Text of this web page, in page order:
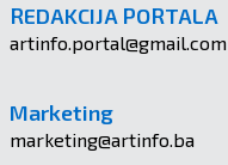
REDAKCIJA PORTALA
artinfo.portal@gmail.com
Marketing
marketing@artinfo.ba